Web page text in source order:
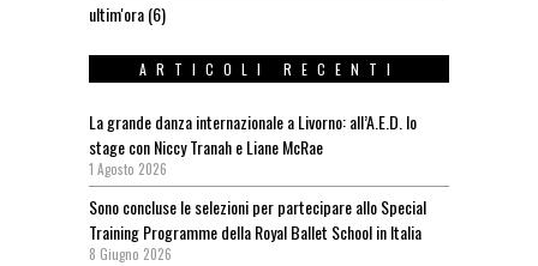
ultim'ora(6)
ARTICOLI RECENTI
La grande danza internazionale a Livorno: all’A.E.D. lo
stage con Niccy Tranah e Liane McRae
1 Agosto 2026
Sono concluse le selezioni per partecipare allo Special
Training Programme della Royal Ballet School in Italia
8 Giugno 2026